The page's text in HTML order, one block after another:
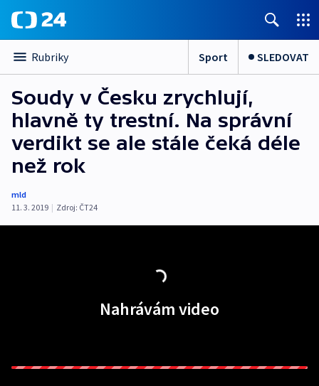
Rubriky Sport SLEDOVAT
Soudy v Česku zrychlují,
hlavně ty trestní. Na správní
verdikt se ale stále čeká déle
než rok
mld
11. 3. 2019 | Zdroj: ČT24
Nahrávám video